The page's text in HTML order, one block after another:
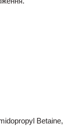
Betaine,